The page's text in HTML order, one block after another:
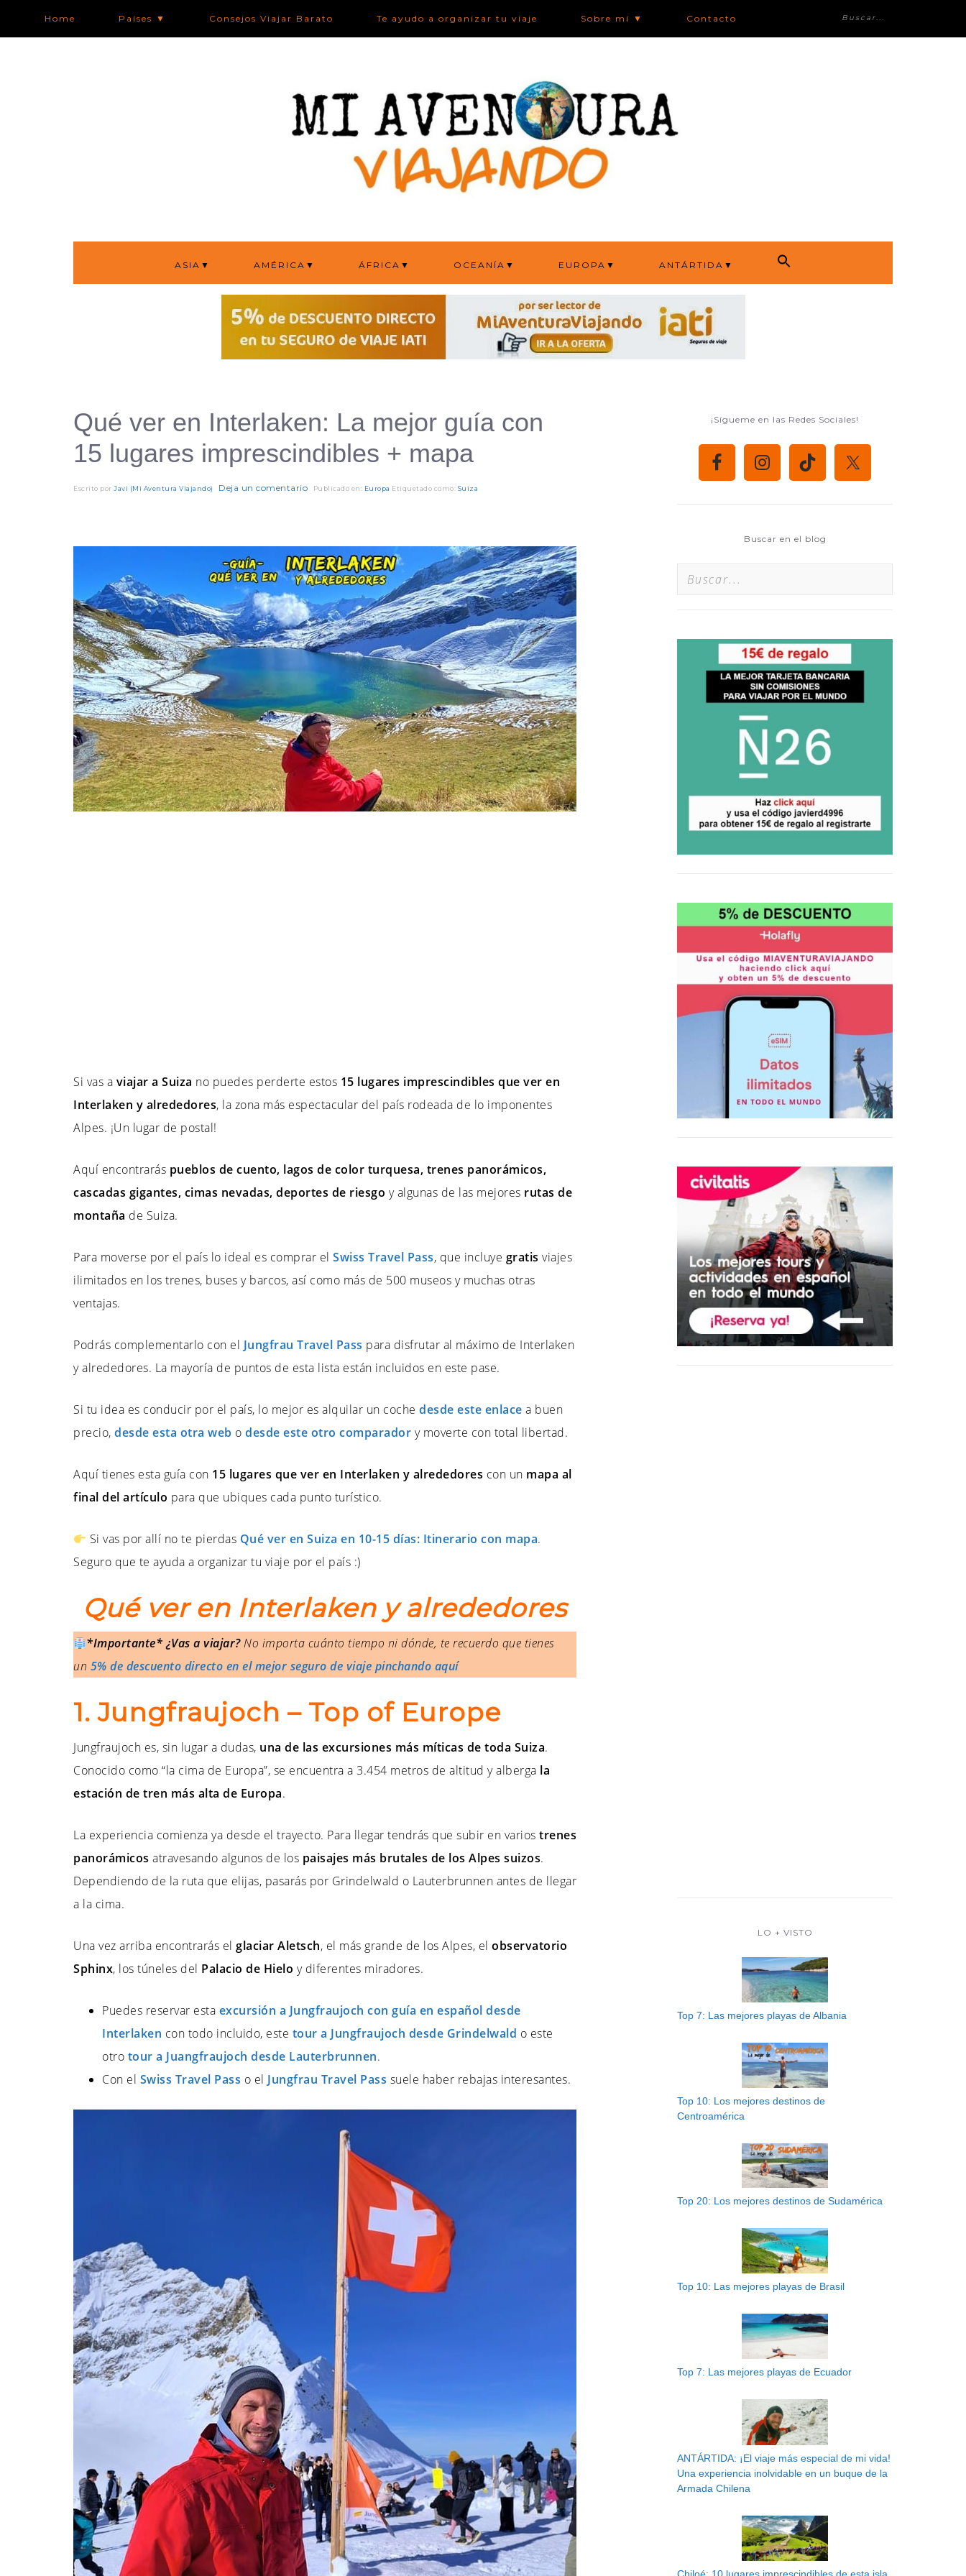
Home Países ▼ Consejos Viajar Barato Te ayudo a organizar tu viaje Sobre mí ▼ Contacto
ASIA▼ AMÉRICA▼ ÁFRICA▼ OCEANÍA▼ EUROPA▼ ANTÁRTIDA▼
Qué ver en Interlaken: La mejor guía con
15 lugares imprescindibles + mapa
Escrito por Javi (Mi Aventura Viajando) Deja un comentario Publicado en: Europa Etiquetado como: Suiza
Si vas a viajar a Suiza no puedes perderte estos 15 lugares imprescindibles que ver en
Interlaken y alrededores, la zona más espectacular del país rodeada de lo imponentes
Alpes. ¡Un lugar de postal!
Aquí encontrarás pueblos de cuento, lagos de color turquesa, trenes panorámicos,
cascadas gigantes, cimas nevadas, deportes de riesgo y algunas de las mejores rutas de
montaña de Suiza.
Para moverse por el país lo ideal es comprar el Swiss Travel Pass, que incluye gratis viajes
ilimitados en los trenes, buses y barcos, así como más de 500 museos y muchas otras
ventajas.
Podrás complementarlo con el Jungfrau Travel Pass para disfrutar al máximo de Interlaken
y alrededores. La mayoría de puntos de esta lista están incluidos en este pase.
Si tu idea es conducir por el país, lo mejor es alquilar un coche desde este enlace a buen
precio, desde esta otra web o desde este otro comparador y moverte con total libertad.
Aquí tienes esta guía con 15 lugares que ver en Interlaken y alrededores con un mapa al
final del artículo para que ubiques cada punto turístico.
Si vas por allí no te pierdas Qué ver en Suiza en 10-15 días: Itinerario con mapa.
Seguro que te ayuda a organizar tu viaje por el país :)
Qué ver en Interlaken y alrededores
*Importante* ¿Vas a viajar?No importa cuánto tiempo ni dónde, te recuerdo que tienes
un 5% de descuento directo en el mejor seguro de viaje pinchando aquí
1. Jungfraujoch – Top of Europe
Jungfraujoch es, sin lugar a dudas, una de las excursiones más míticas de toda Suiza.
Conocido como “la cima de Europa”, se encuentra a 3.454 metros de altitud y alberga la
estación de tren más alta de Europa.
La experiencia comienza ya desde el trayecto. Para llegar tendrás que subir en varios trenes
panorámicos atravesando algunos de los paisajes más brutales de los Alpes suizos.
Dependiendo de la ruta que elijas, pasarás por Grindelwald o Lauterbrunnen antes de llegar
a la cima.
Una vez arriba encontrarás el glaciar Aletsch, el más grande de los Alpes, el observatorio
Sphinx, los túneles del Palacio de Hielo y diferentes miradores.
Puedes reservar esta excursión a Jungfraujoch con guía en español desde
Interlaken con todo incluido, este tour a Jungfraujoch desde Grindelwald o este
otro tour a Juangfraujoch desde Lauterbrunnen.
Con el Swiss Travel Pass o el Jungfrau Travel Pass suele haber rebajas interesantes.
¡Sígueme en las Redes Sociales!
Buscar en el blog
LO + VISTO
Top 7: Las mejores playas de Albania
Top 10: Los mejores destinos de
Centroamérica
Top 20: Los mejores destinos de Sudamérica
Top 10: Las mejores playas de Brasil
Top 7: Las mejores playas de Ecuador
ANTÁRTIDA: ¡El viaje más especial de mi vida!
Una experiencia inolvidable en un buque de la
Armada Chilena
Chiloé: 10 lugares imprescindibles de esta isla